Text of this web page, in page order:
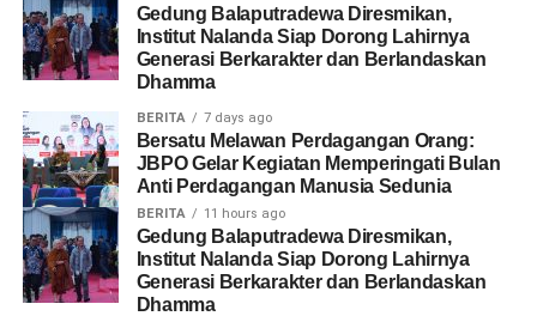
Gedung Balaputradewa Diresmikan,
Institut Nalanda Siap Dorong Lahirnya
Generasi Berkarakter dan Berlandaskan
Dhamma
BERITA 7 days ago
Bersatu Melawan Perdagangan Orang:
JBPO Gelar Kegiatan Memperingati Bulan
Anti Perdagangan Manusia Sedunia
BERITA 11 hours ago
Gedung Balaputradewa Diresmikan,
Institut Nalanda Siap Dorong Lahirnya
Generasi Berkarakter dan Berlandaskan
Dhamma